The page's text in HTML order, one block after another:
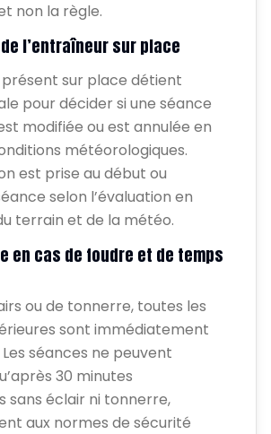
non la règle.
l’entraîneur sur place
présent sur place détient
pour décider si une séance
modifiée ou est annulée en
météorologiques.
est prise au début ou
selon l’évaluation en
terrain et de la météo.
en cas de foudre et de temps
ou de tonnerre, toutes les
sont immédiatement
séances ne peuvent
30 minutes
sans éclair ni tonnerre,
aux normes de sécurité